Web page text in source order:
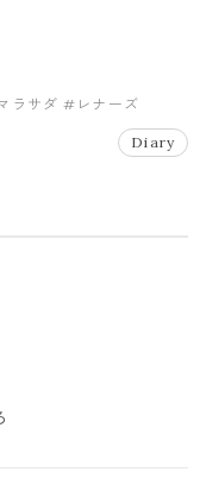
ラサダ #レナーズ
Diary